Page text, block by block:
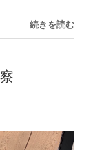
続きを読む